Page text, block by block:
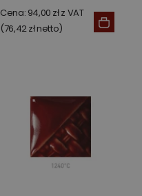
Cena: 94,00 zł z VAT
(76,42 zł netto)